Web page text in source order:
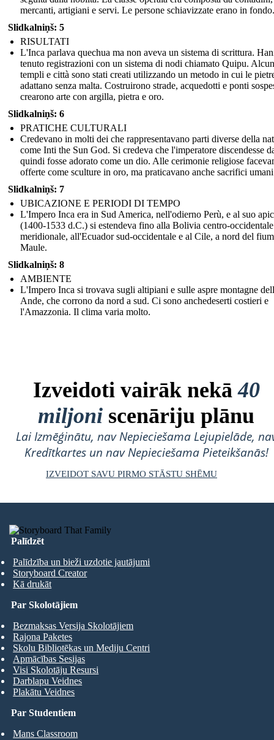
mercanti, artigiani e servi. Le persone schiavizzate erano in fondo.
Slidkalniņš: 5
RISULTATI
L'Inca parlava quechua ma non aveva un sistema di scrittura.
tenuto registrazioni con un sistema di nodi chiamato Quipu.
templi e città sono stati creati utilizzando un metodo in cui le
adattano senza malta. Costruirono strade, acquedotti e ponti
crearono arte con argilla, pietra e oro.
Slidkalniņš: 6
PRATICHE CULTURALI
Credevano in molti dei che rappresentavano parti diverse della
come Inti the Sun God. Si credeva che l'imperatore discendesse
quindi fosse adorato come un dio. Alle cerimonie religiose
offerte come sculture in oro, ma praticavano anche sacrifici
Slidkalniņš: 7
UBICAZIONE E PERIODI DI TEMPO
L'Impero Inca era in Sud America, nell'odierno Perù, e al suo
(1400-1533 d.C.) si estendeva fino alla Bolivia centro-
meridionale, all'Ecuador sud-occidentale e al Cile, a nord del
Maule.
Slidkalniņš: 8
AMBIENTE
L'Impero Inca si trovava sugli altipiani e sulle aspre montagne
Ande, che corrono da nord a sud. Ci sono anchedeserti costieri e
l'Amazzonia. Il clima varia molto.
Izveidoti vairāk nekā40
miljoni scenāriju plānu
Lai Izmēģinātu, nav Nepieciešama Lejupielāde,
Kredītkartes un nav Nepieciešama Pieteikšanās!
IZVEIDOT SAVU PIRMO STĀSTU SHĒMU
Palīdzēt
Palīdzība un bieži uzdotie jautājumi
Storyboard Creator
Kā drukāt
Par Studentiem
Mans Classroom
Par Skolotājiem
Bezmaksas Versija Skolotājiem
Rajona Paketes
Skolu Bibliotēkas un Mediju Centri
Apmācības Sesijas
Visi Skolotāju Resursi
Darblapu Veidnes
Plakātu Veidnes